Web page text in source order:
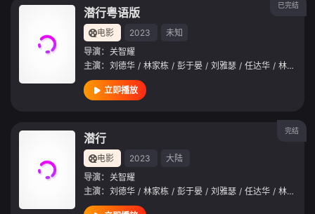
已完结
潜行粤语版
电影 2023
未知
导演： 关智耀
主演： 刘德华 / 林家栋 / 彭于晏 / 刘雅瑟 / 任达华 / 林雪
立即播放
完结
潜行
电影 2023
大陆
导演： 关智耀
主演： 刘德华 / 林家栋 / 彭于晏 / 刘雅瑟 / 任达华 / 林雪